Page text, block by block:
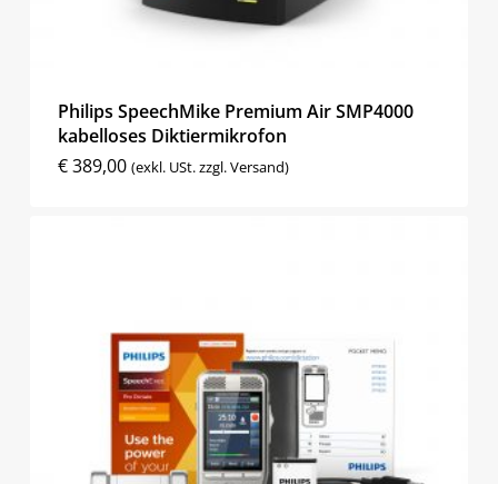
Philips SpeechMike Premium Air SMP4000
kabelloses Diktiermikrofon
€389,00 (exkl. USt. zzgl. Versand)